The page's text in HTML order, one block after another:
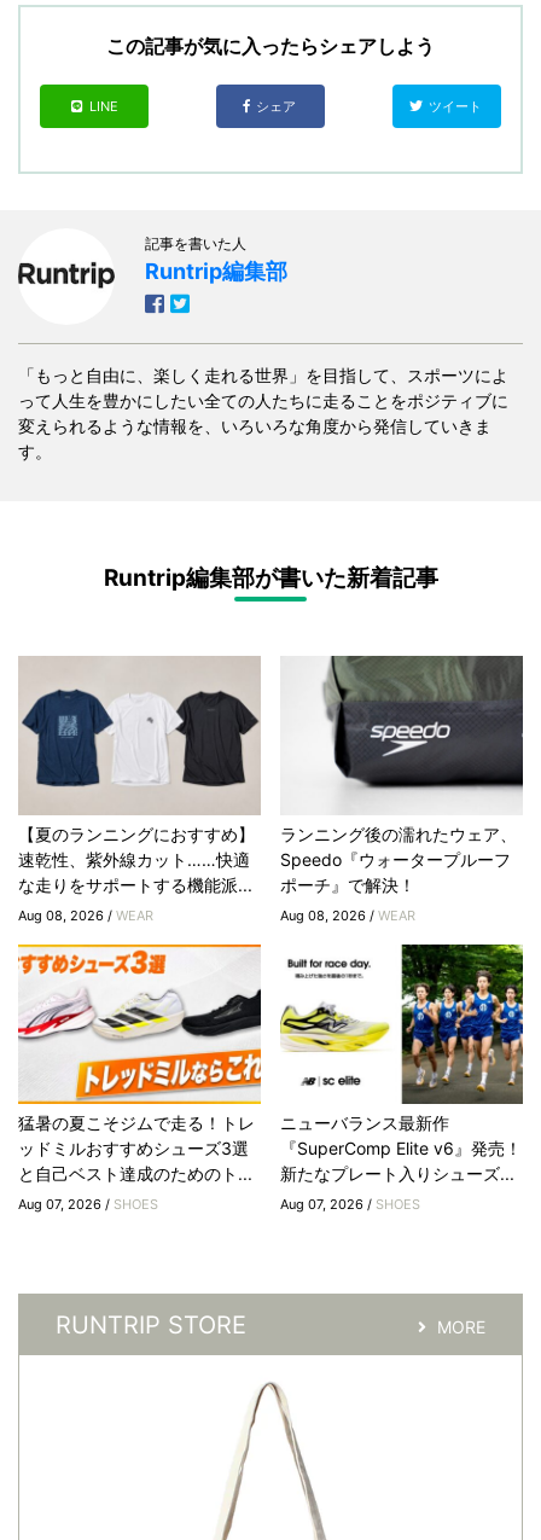
この記事が気に入ったらシェアしよう
LINE シェア ツイート
記事を書いた人
Runtrip編集部
「もっと自由に、楽しく走れる世界」を目指して、スポーツによ
って人生を豊かにしたい全ての人たちに走ることをポジティブに
変えられるような情報を、いろいろな角度から発信していきま
す。
Runtrip編集部が書いた新着記事
【夏のランニングにおすすめ】
速乾性、紫外線カット……快適
な走りをサポートする機能派...
Aug 08, 2026 / WEAR
ランニング後の濡れたウェア、
Speedo『ウォータープルーフ
ポーチ』で解決！
Aug 08, 2026 /WEAR
猛暑の夏こそジムで走る！トレ
ッドミルおすすめシューズ3選
と自己ベスト達成のためのト...
Aug 07, 2026 / SHOES
ニューバランス最新作
『SuperComp Elite v6』発売！
新たなプレート入りシューズ...
Aug 07, 2026 / SHOES
RUNTRIP STORE MORE